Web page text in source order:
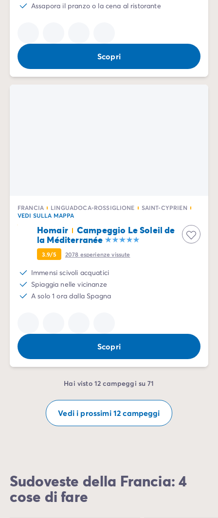
Assapora il pranzo o la cena al ristorante
Scopri
FRANCIA LINGUADOCA-ROSSIGLIONE
SAINT-CYPRIEN
VEDI SULLA MAPPA
Homair
Campeggio Le Soleil de
la Méditerranée
3.9/5 2078 esperienze vissute
Immensi scivoli acquatici
Spiaggia nelle vicinanze
A solo 1 ora dalla Spagna
Scopri
Hai visto 12 campeggi su 71
Vedi i prossimi 12 campeggi
Sudoveste della Francia: 4
cose di fare